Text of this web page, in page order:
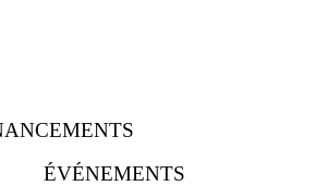
ÉVÉNEMENTS